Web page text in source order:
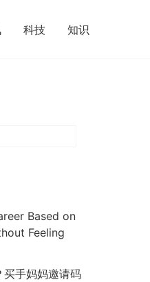
科技 知识
Based on
Feeling
买手妈妈邀请码